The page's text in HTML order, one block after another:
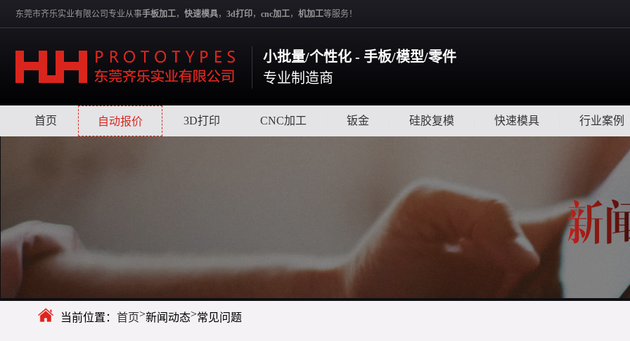
东莞市齐乐实业有限公司专业从事手板加工， 快速模具， 3d打印， cnc加工， 机加工等服务！
小批量/个性化 - 手板/模型/零件
专业制造商
首页 自动报价 3D打印 CNC加工 钣金 硅胶复模 快速模具 行业案例
当前位置： 首页>新闻动态>常见问题